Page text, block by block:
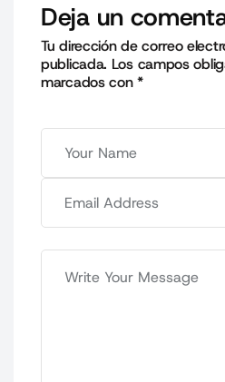
Deja un
Tu dirección de correo
publicada. Los campos
marcados con*